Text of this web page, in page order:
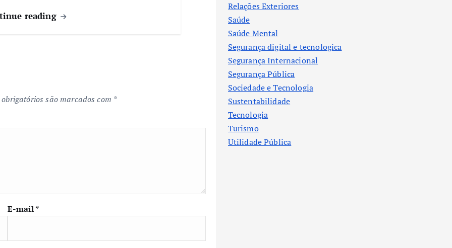
reading
são marcados com *
E-mail*
Relações Exteriores
Saúde
Saúde Mental
Segurança digital e tecnologica
Segurança Internacional
Segurança Pública
Sociedade e Tecnologia
Sustentabilidade
Tecnologia
Turismo
Utilidade Pública